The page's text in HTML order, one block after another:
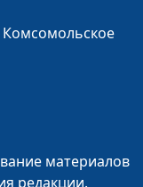
духовной
Комсомольское
материалов
редакции.